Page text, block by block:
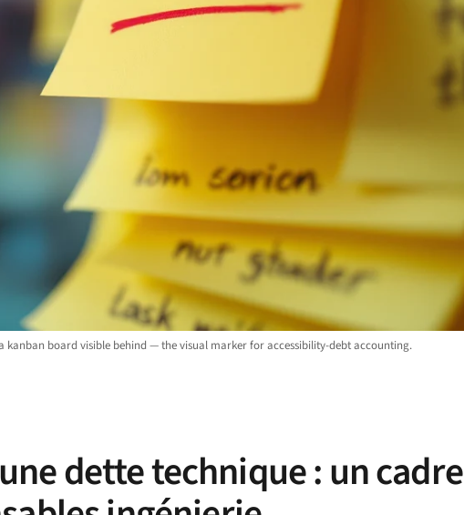
board visible behind — the visual marker for accessibility-debt accounting.
dette technique : un cadre